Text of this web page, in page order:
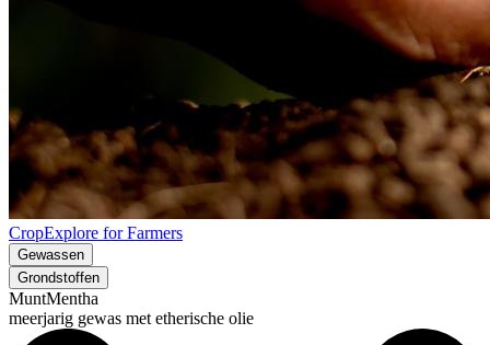
CropExplore for Farmers
Gewassen
Grondstoffen
MuntMentha
meerjarig gewas met etherische olie